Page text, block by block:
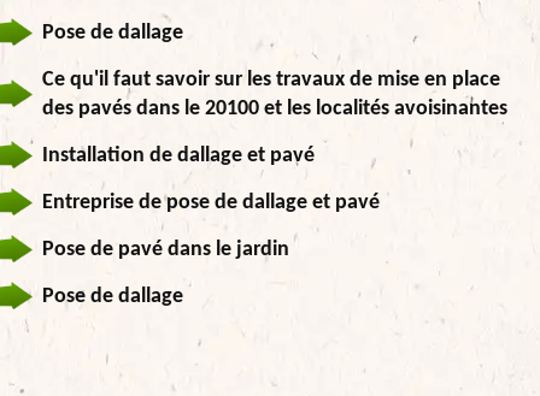
Pose de dallage
Ce qu'il faut savoir sur les travaux de mise en place
des pavés dans le 20100 et les localités avoisinantes
Installation de dallage et pavé
Entreprise de pose de dallage et pavé
Pose de pavé dans le jardin
Pose de dallage